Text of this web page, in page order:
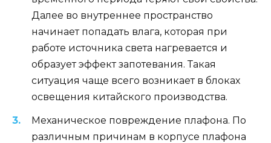
Далее во внутреннее пространство
начинает попадать влага, которая при
работе источника света нагревается и
образует эффект запотевания. Такая
ситуация чаще всего возникает в блоках
освещения китайского производства.
Механическое повреждение плафона. По
различным причинам в корпусе плафона